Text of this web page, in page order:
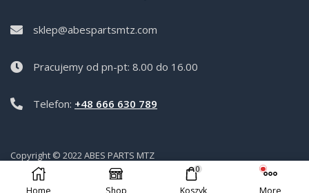
sklep@abespartsmtz.com
Pracujemy od pn-pt: 8.00 do 16.00
Telefon: +48 666 630 789
Copyright © 2022 ABES PARTS MTZ
0